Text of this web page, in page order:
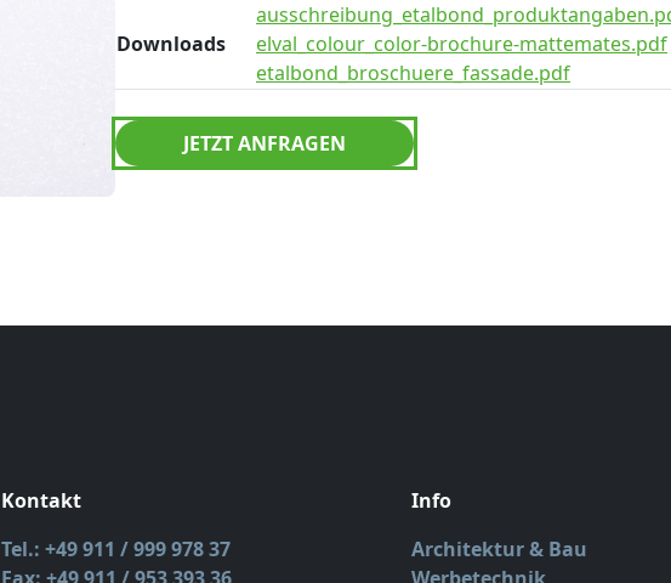
Downloads
elval_colour_color-brochure-mattemates.pdf
etalbond_broschuere_fassade.pdf
JETZT ANFRAGEN
Kontakt
Tel.: +49 911 / 999 978 37
Info
Architektur & Bau